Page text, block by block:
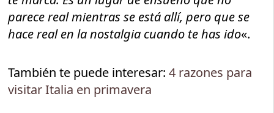
parece real mientras se está allí, pero que se
hace real en la nostalgia cuando te has ido«.
También te puede interesar:4 razones para
visitar Italia en primavera